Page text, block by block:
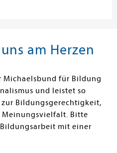
am Herzen
Michaelsbund für Bildung
und leistet so
Bildungsgerechtigkeit,
Bitte
mit einer